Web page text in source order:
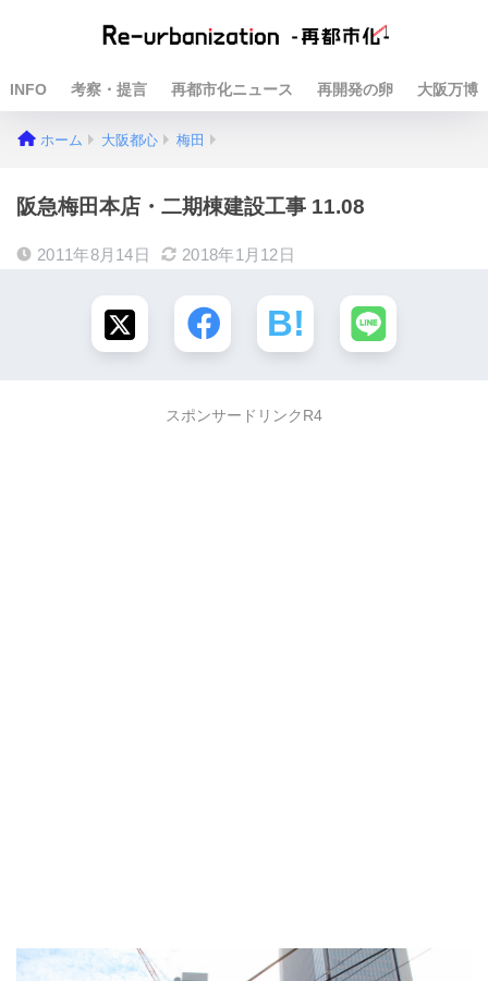
INFO 考察・提言 再都市化ニュース 再開発の卵 大阪万博
ホーム 大阪都心 梅田
阪急梅田本店・二期棟建設工事 11.08
2011年8月14日 2018年1月12日
スポンサードリンクR4